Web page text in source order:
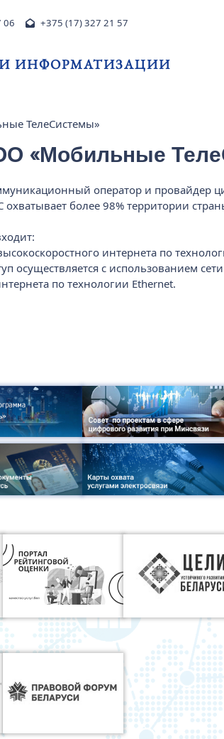
06 +375 (17) 327 21 57
ИНФОРМАТИЗАЦИИ
ТелеСистемы»
«Мобильные
оператор и провайдер
более 98% территории
интернета по
осуществляется с использованием
по технологии Ethernet.